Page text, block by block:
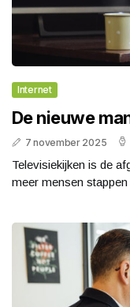
Internet
De nieuwe
7 november 2025
Televisiekijken is de
meer mensen